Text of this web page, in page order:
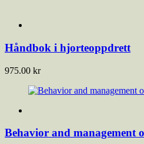
Håndbok i hjorteoppdrett
975.00 kr
Behavior and management